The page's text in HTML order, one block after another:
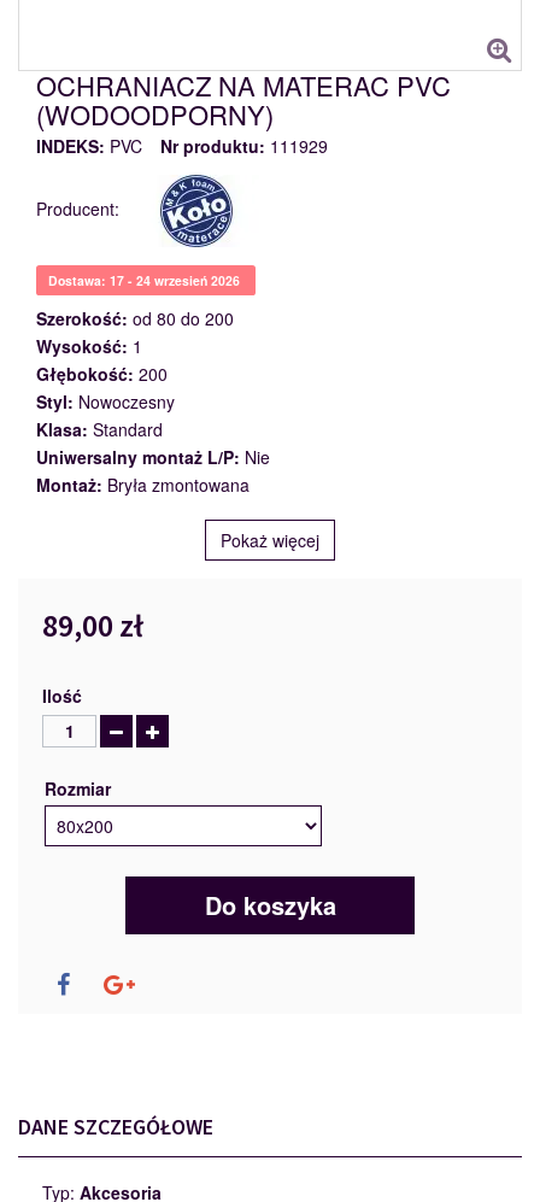
OCHRANIACZ NA MATERAC PVC
(WODOODPORNY)
INDEKS: PVC Nr produktu: 111929
Producent:
Dostawa: 17 - 24 wrzesień 2026
Szerokość: od 80 do 200
Wysokość: 1
Głębokość: 200
Styl: Nowoczesny
Klasa: Standard
Uniwersalny montaż L/P: Nie
Montaż: Bryła zmontowana
Pokaż więcej
89,00 zł
Ilość
Rozmiar
Do koszyka
DANE SZCZEGÓŁOWE
Typ: Akcesoria